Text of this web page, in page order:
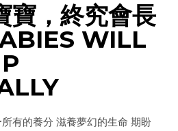
寶，終究會長
WILL
有的養分 滋養夢幻的生命 期盼